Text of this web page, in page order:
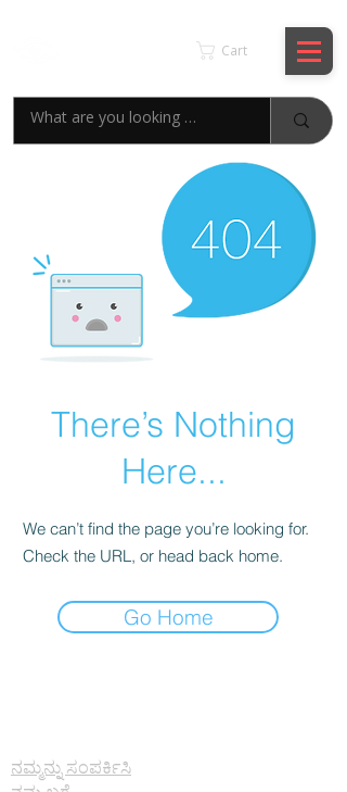
Cart
There’s Nothing
Here...
We can’t find the page you’re looking for.
Check the URL, or head back home.
Go Home
ನಮ್ಮನ್ನು ಸಂಪರ್ಕಿಸಿ